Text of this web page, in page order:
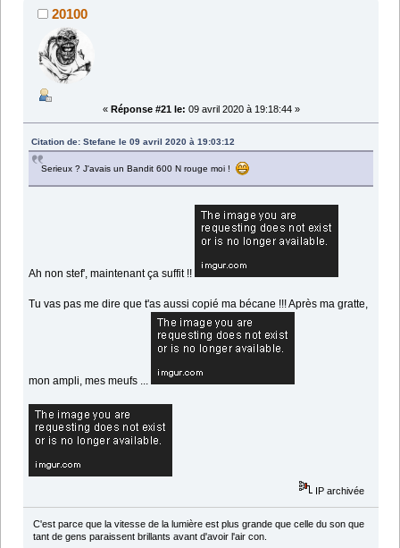
20100
« Réponse #21 le: 09 avril 2020 à 19:18:44 »
Citation de: Stefane le 09 avril 2020 à 19:03:12
Serieux ? J'avais un Bandit 600 N rouge moi !
Ah non stef', maintenant ça suffit !!
Tu vas pas me dire que t'as aussi copié ma bécane !!! Après ma gratte,
mon ampli, mes meufs ...
IP archivée
C'est parce que la vitesse de la lumière est plus grande que celle du son que
tant de gens paraissent brillants avant d'avoir l'air con.